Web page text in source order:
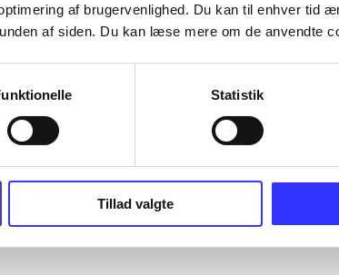
af brugervenlighed. Du kan til enhver tid
af siden. Du kan læse mere om de anvendte
Statistik
Tillad valgte